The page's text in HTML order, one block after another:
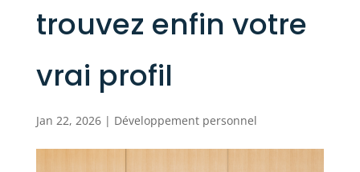
trouvez enfin votre
vrai profil
Jan 22, 2026| Développement personnel